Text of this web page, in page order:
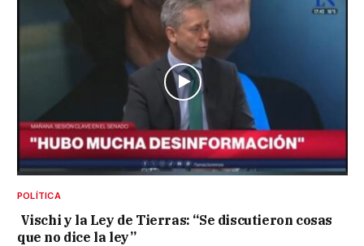
POLÍTICA
Vischi y la Ley de Tierras: “Se discutieron cosas
que no dice la ley”